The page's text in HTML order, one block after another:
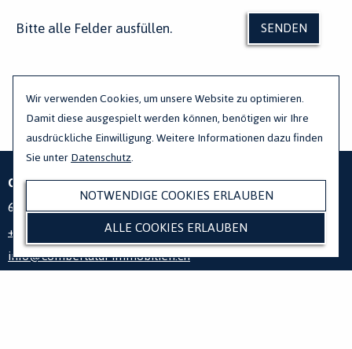
Bitte alle Felder ausfüllen.
Combertaldi Immobilien GmbHZihlmattweg 44,
6005 Luzern - Schweiz
+41 41 360 50 00
info@combertaldi-immobilien.ch
Wir verwenden Cookies, um unsere Website zu optimieren.
Damit diese ausgespielt werden können, benötigen wir Ihre
ausdrückliche Einwilligung. Weitere Informationen dazu finden
Sie unterDatenschutz.
NOTWENDIGE COOKIES ERLAUBEN
ALLE COOKIES ERLAUBEN